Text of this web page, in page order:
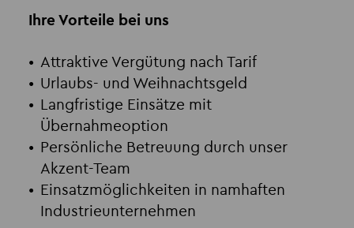
Ihre Vorteile bei uns
Attraktive Vergütung nach Tarif
Urlaubs- und Weihnachtsgeld
Langfristige Einsätze mit
Übernahmeoption
Persönliche Betreuung durch unser
Akzent-Team
Einsatzmöglichkeiten in namhaften
Industrieunternehmen